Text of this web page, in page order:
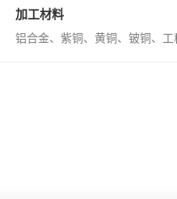
加工材料
铝合金、紫铜、黄铜、铍铜、